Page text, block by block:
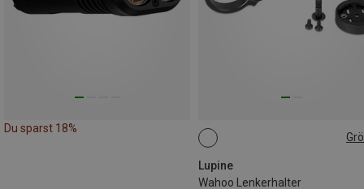
Du sparst 18%
Lupine
Wahoo Lenkerhalter
31.8MM